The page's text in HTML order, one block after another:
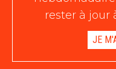
rester à jour
JE